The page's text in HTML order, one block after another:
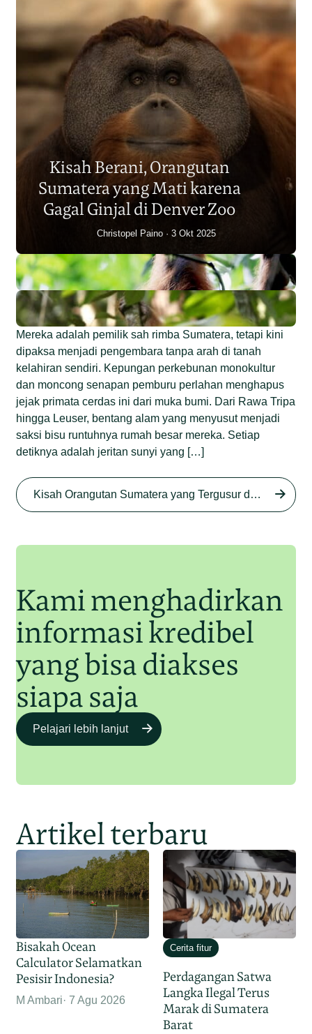
Populasi Orangutan
Sumatera Berkurang 2.700
Individu dalam Satu Dekade?
Junaidi Hanafiah 14 Jul 2026
Kisah Berani, Orangutan
Sumatera yang Mati karena
Gagal Ginjal di Denver Zoo
Christopel Paino 3 Okt 2025
Sumatera di Rawa Tripa
Junaidi Hanafiah 27 Agu 2025
Begini Modus Perburuan
Mereka adalah pemilik sah rimba Sumatera, tetapi kini
dipaksa menjadi pengembara tanpa arah di tanah
kelahiran sendiri. Kepungan perkebunan monokultur
dan moncong senapan pemburu perlahan menghapus
jejak primata cerdas ini dari muka bumi. Dari Rawa Tripa
hingga Leuser, bentang alam yang menyusut menjadi
saksi bisu runtuhnya rumah besar mereka. Setiap
detiknya adalah jeritan sunyi yang […]
Kisah Orangutan Sumatera yang Tergusur dari Rumah Sendiri series
Kami menghadirkan
informasi kredibel
yang bisa diakses
siapa saja
Pelajari lebih lanjut
Artikel terbaru
Bisakah Ocean
Calculator Selamatkan
Pesisir Indonesia?
M Ambari 7 Agu 2026
Cerita fitur
Perdagangan Satwa
Langka Ilegal Terus
Marak di Sumatera
Barat